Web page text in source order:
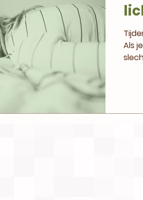
Als